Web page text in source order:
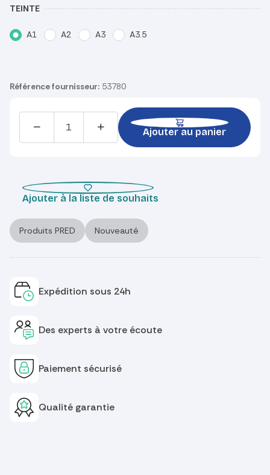
TEINTE
A1 A2 A3 A3.5
Référence fournisseur: 53780
Ajouter au panier
Ajouter à la liste de souhaits
Produits PRED Nouveauté
Expédition sous 24h
Des experts à votre écoute
Paiement sécurisé
Qualité garantie